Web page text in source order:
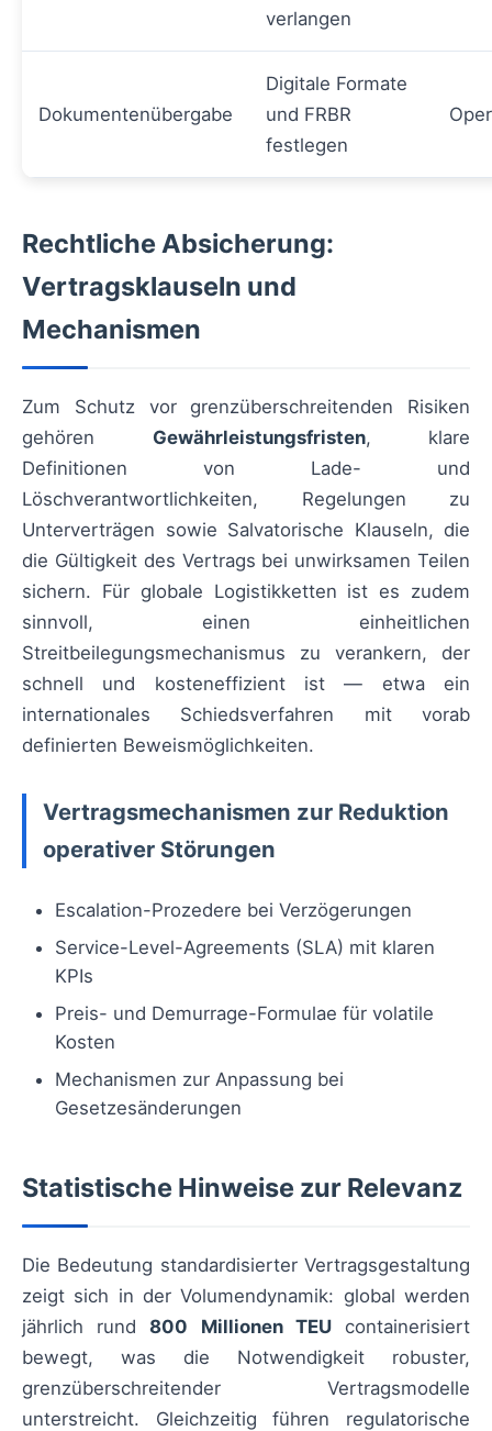
verlangen
Dokumentenübergabe
Digitale Formate
und FRBR
festlegen
Rechtliche Absicherung:
Vertragsklauseln und
Mechanismen
Zum Schutz vor grenzüberschreitenden Risiken
gehören Gewährleistungsfristen, klare
Definitionen von Lade- und
Löschverantwortlichkeiten, Regelungen zu
Unterverträgen sowie Salvatorische Klauseln, die
die Gültigkeit des Vertrags bei unwirksamen Teilen
sichern. Für globale Logistikketten ist es zudem
sinnvoll, einen einheitlichen
Streitbeilegungsmechanismus zu verankern, der
schnell und kosteneffizient ist — etwa ein
internationales Schiedsverfahren mit vorab
definierten Beweismöglichkeiten.
Vertragsmechanismen zur Reduktion
operativer Störungen
Escalation-Prozedere bei Verzögerungen
Service-Level-Agreements (SLA) mit klaren
KPIs
Preis- und Demurrage-Formulae für volatile
Kosten
Mechanismen zur Anpassung bei
Gesetzesänderungen
Statistische Hinweise zur Relevanz
Die Bedeutung standardisierter Vertragsgestaltung
zeigt sich in der Volumendynamik: global werden
jährlich rund800 Millionen TEUcontainerisiert
bewegt, was die Notwendigkeit robuster,
grenzüberschreitender Vertragsmodelle
unterstreicht. Gleichzeitig führen regulatorische